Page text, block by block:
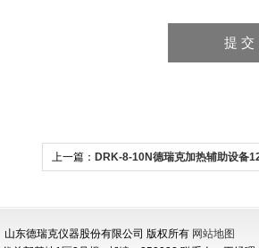
上一篇： DRK-8-10N德瑞克加热辅助设备
山东德瑞克仪器股份有限公司 版权所有 网站地图